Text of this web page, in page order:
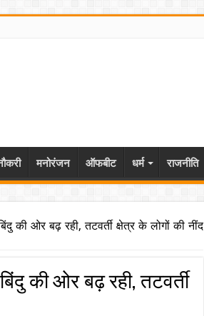
मनोरंजन ऑफबीट धर्म राजनीति
की ओर बढ़ रही, तटवर्ती क्षेत्र के लोगों की नींद
की ओर बढ़ रही, तटवर्ती